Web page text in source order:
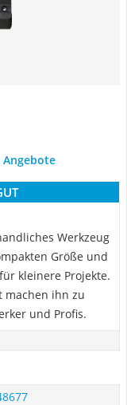
Werkzeug
Größe und
kleinere Projekte.
machen ihn zu
und Profis.